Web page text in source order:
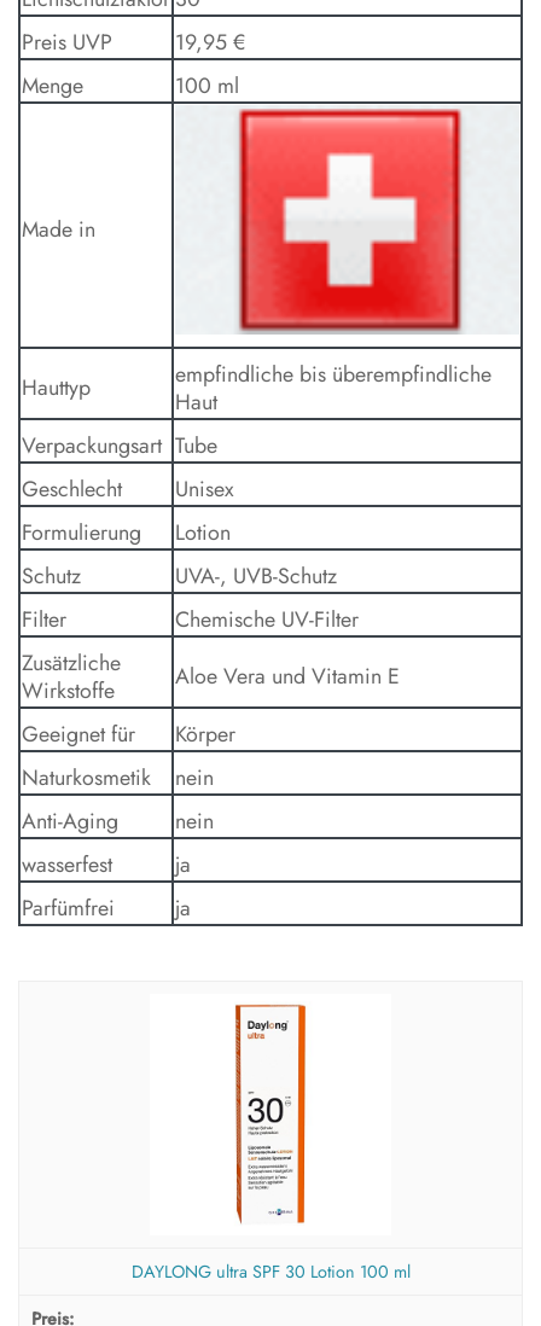
Preis UVP
19,95 €
Menge
100 ml
Made in
Hauttyp
empfindliche bis überempfindliche
Haut
Verpackungsart Tube
Geschlecht
Unisex
Formulierung
Lotion
Schutz
UVA-, UVB-Schutz
Filter
Chemische UV-Filter
Zusätzliche
Wirkstoffe
Aloe Vera und Vitamin E
Geeignet für
Körper
Naturkosmetik
nein
Anti-Aging
nein
wasserfest
ja
Parfümfrei
ja
DAYLONG ultra SPF 30 Lotion 100 ml